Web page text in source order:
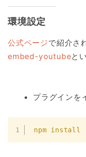
環境設定
公式ページで紹介さ
embed-youtubeと
プラグインを
npm install